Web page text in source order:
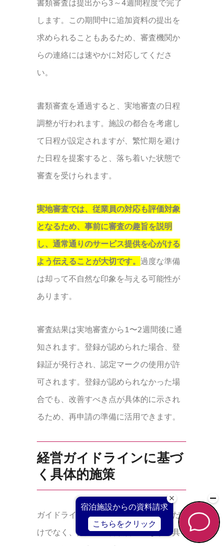
書類審査は提出から3～4週間程度で完了
します。この期間中に追加資料の提出を
求められることもあるため、審査機関か
らの連絡には速やかに対応してくださ
い。
書類審査を通過すると、実地審査の日程
調整が行われます。施設の都合を考慮し
て日程が設定されますが、繁忙期を避け
た日程を提案すると、落ち着いた状態で
審査を受けられます。
実地審査では、従業員の対応も評価対象
となるため、事前に審査の趣旨を説明
し、通常通りのサービス提供を心がける
よう伝えることが大切です。 過度な準備
は却って不自然な印象を与える可能性が
あります。
審査結果は実地審査から1〜2週間後に通
知されます。登録が認められた場合、登
録証が発行され、認定マークの使用が許
可されます。登録が認められなかった場
合でも、改善すべき点が具体的に示され
るため、再申請の準備に活用できます。
経営ガイドラインに基づ
く具体的施策
ガイドラインの理解と登録申請の準備だ
けでなく、実際の経営改善につながる具